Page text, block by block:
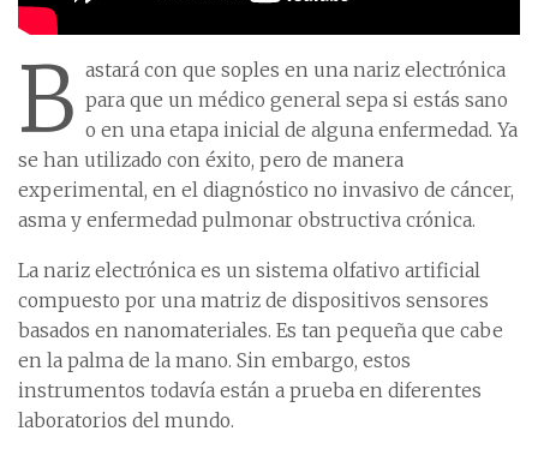
B astará con que soples en una nariz electrónica
para que un médico general sepa si estás sano
o en una etapa inicial de alguna enfermedad. Ya
se han utilizado con éxito, pero de manera
experimental, en el diagnóstico no invasivo de cáncer,
asma y enfermedad pulmonar obstructiva crónica.
La nariz electrónica es un sistema olfativo artificial
compuesto por una matriz de dispositivos sensores
basados en nanomateriales. Es tan pequeña que cabe
en la palma de la mano. Sin embargo, estos
instrumentos todavía están a prueba en diferentes
laboratorios del mundo.